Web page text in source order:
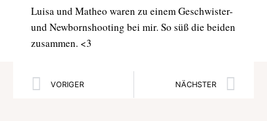
Luisa und Matheo waren zu einem Geschwister-
und Newbornshooting bei mir. So süß die beiden
zusammen. <3
VORIGER NÄCHSTER